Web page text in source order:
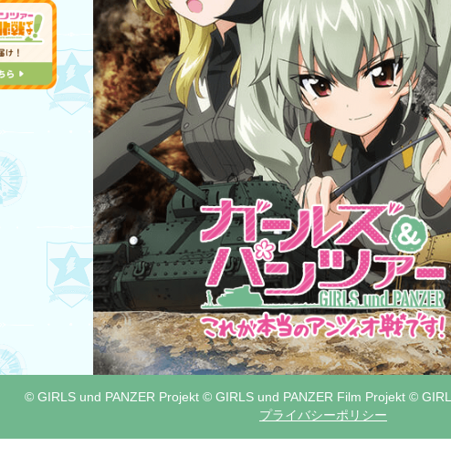
© GIRLS und PANZER Projekt © GIRLS und PANZER Film Projekt©
プライバシーポリシー